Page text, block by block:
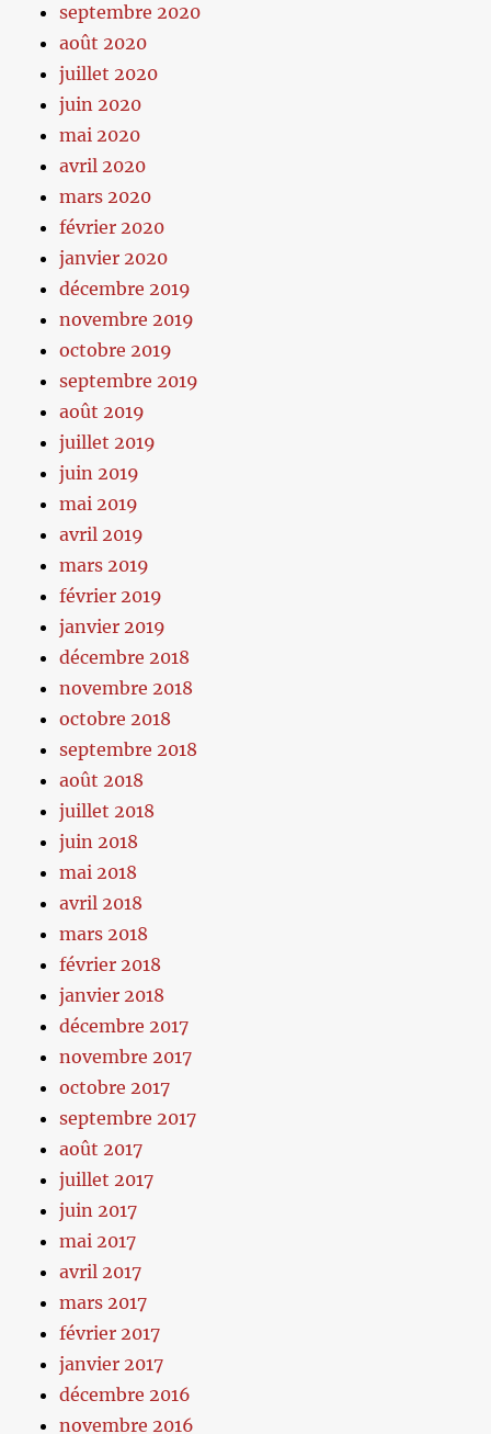
septembre 2020
août 2020
juillet 2020
juin 2020
mai 2020
avril 2020
mars 2020
février 2020
janvier 2020
décembre 2019
novembre 2019
octobre 2019
septembre 2019
août 2019
juillet 2019
juin 2019
mai 2019
avril 2019
mars 2019
février 2019
janvier 2019
décembre 2018
novembre 2018
octobre 2018
septembre 2018
août 2018
juillet 2018
juin 2018
mai 2018
avril 2018
mars 2018
février 2018
janvier 2018
décembre 2017
novembre 2017
octobre 2017
septembre 2017
août 2017
juillet 2017
juin 2017
mai 2017
avril 2017
mars 2017
février 2017
janvier 2017
décembre 2016
novembre 2016